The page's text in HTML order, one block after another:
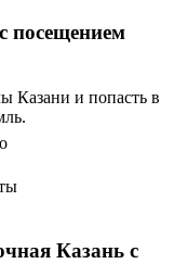
посещением
Казани и попасть в
Казань с